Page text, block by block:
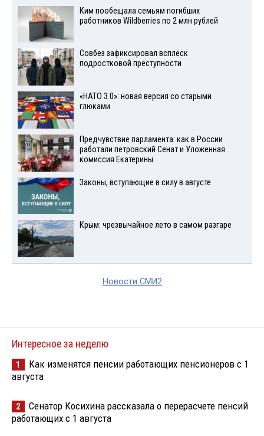
Ким пообещала семьям погибших
работников Wildberries по 2 млн рублей
Совбез зафиксировал всплеск
подростковой преступности
«НАТО 3.0»: новая версия со старыми
глюками
Предчувствие парламента: как в России
работали петровский Сенат и Уложенная
комиссия Екатерины
Законы, вступающие в силу в августе
Крым: чрезвычайное лето в самом разгаре
Новости СМИ2
Интересное за неделю
1
Как изменятся пенсии работающих пенсионеров с 1
августа
2
Сенатор Косихина рассказала о перерасчете пенсий
работающих с 1 августа